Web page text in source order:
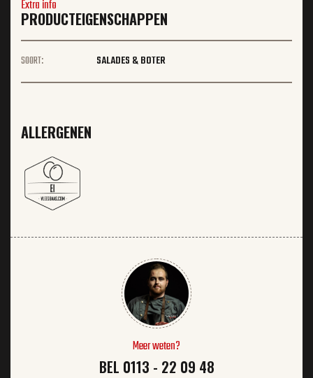
Extra info
PRODUCTEIGENSCHAPPEN
SOORT: SALADES & BOTER
ALLERGENEN
Meer weten?
BEL 0113 - 22 09 48